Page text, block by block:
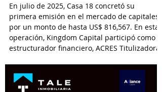
En julio de 2025, Casa 18 concretó su
primera emisión en el mercado de capitales
por un monto de hasta US$ 816,567. En esta
operación, Kingdom Capital participó como
estructurador financiero, ACRES Titulizadora
Estructurador y Lau-Tam & Walde como
asesor legal.